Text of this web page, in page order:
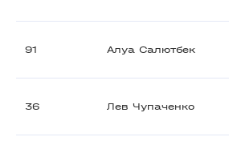
91 Алуа Салютбек
36 Лев Чупаченко